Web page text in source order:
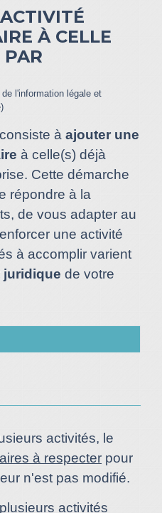
À CELLE
PAR
l'information légale et
à ajouter une
à celle(s) déjà
Cette démarche
répondre à la
de vous adapter au
une activité
à accomplir varient
juridique de votre
activités, le
à respecter pour
n'est pas modifié.
activités